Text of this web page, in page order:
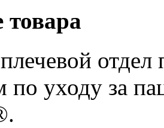
товара
по уходу за